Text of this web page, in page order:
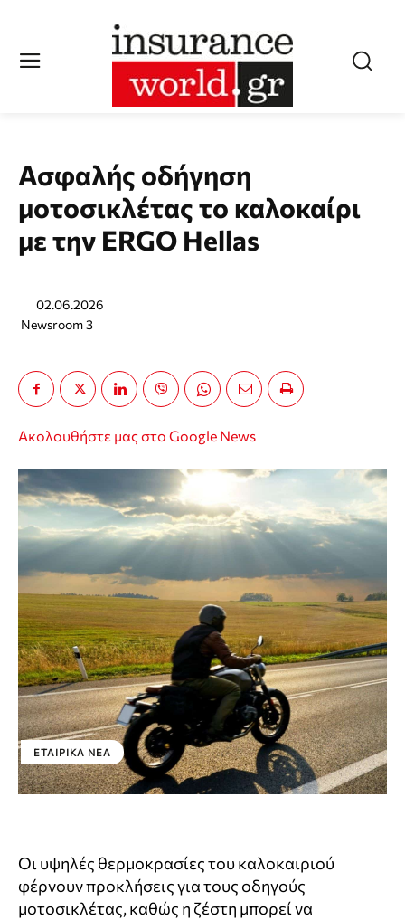
Ασφαλής oδήγηση
μοτοσικλέτας το καλοκαίρι
με την ERGO Hellas
02.06.2026
Newsroom 3
Ακολουθήστε μας στο Google News
ΕΤΑΙΡΙΚΑ ΝΕΑ
Οι υψηλές θερμοκρασίες του καλοκαιριού
φέρνουν προκλήσεις για τους οδηγούς
μοτοσικλέτας, καθώς η ζέστη μπορεί να